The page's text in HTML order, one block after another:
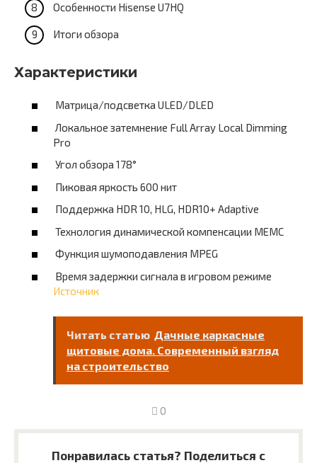
Особенности Hisense U7HQ
Итоги обзора
Характеристики
Матрица/подсветка ULED/DLED
Локальное затемнение Full Array Local Dimming
Pro
Угол обзора 178°
Пиковая яркость 600 нит
Поддержка HDR 10, HLG, HDR10+ Adaptive
Технология динамической компенсации MEMC
Функция шумоподавления MPEG
Время задержки сигнала в игровом режиме
Источник
Читать статью Дачные каркасные
щитовые дома. Современный взгляд
на строительство
0
Понравилась статья? Поделиться с